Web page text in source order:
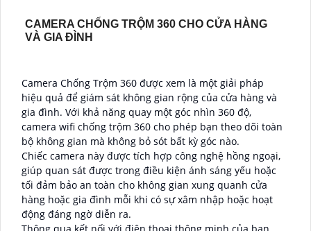
CAMERA CHỐNG TRỘM 360 CHO CỬA HÀNG
VÀ GIA ĐÌNH
Camera Chống Trộm 360 được xem là một giải pháp
hiệu quả để giám sát không gian rộng của cửa hàng và
gia đình. Với khả năng quay một góc nhìn 360 độ,
camera wifi chống trộm 360 cho phép bạn theo dõi toàn
bộ không gian mà không bỏ sót bất kỳ góc nào.
Chiếc camera này được tích hợp công nghệ hồng ngoại,
giúp quan sát được trong điều kiện ánh sáng yếu hoặc
tối đảm bảo an toàn cho không gian xung quanh cửa
hàng hoặc gia đình mỗi khi có sự xâm nhập hoặc hoạt
động đáng ngờ diễn ra.